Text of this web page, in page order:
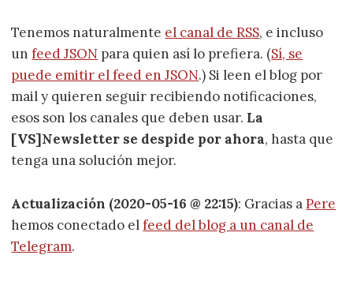
Tenemos naturalmente el canal de RSS, e incluso
unfeed JSON para quien así lo prefiera. (Sí, se
puede emitir el feed en JSON.) Si leen el blog por
mail y quieren seguir recibiendo notificaciones,
esos son los canales que deben usar. La
[VS]Newsletter se despide por ahora, hasta que
tenga una solución mejor.
Actualización (2020-05-16 @ 22:15): Gracias aPere
hemos conectado elfeed del blog a un canal de
Telegram.